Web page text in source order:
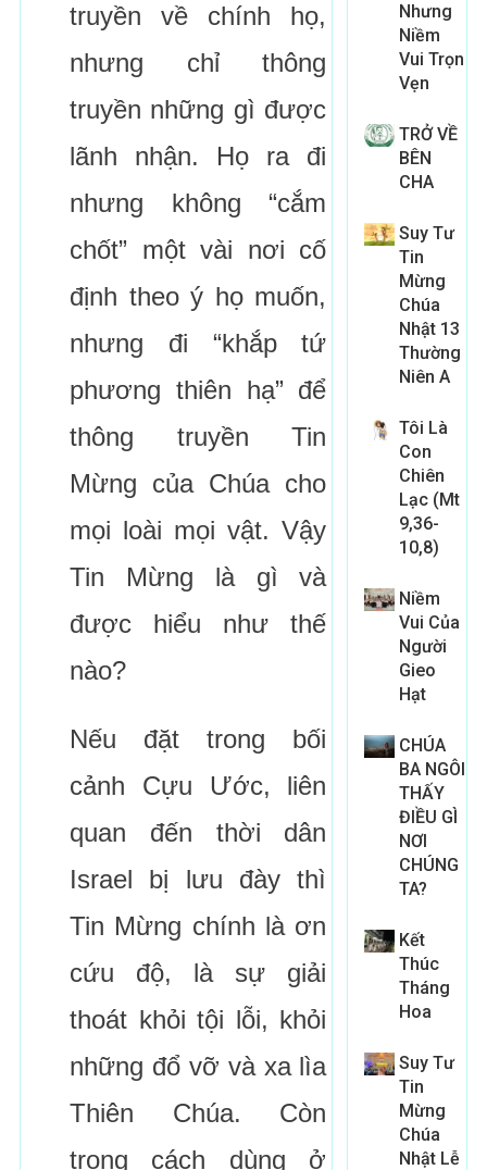
truyền về chính họ,
nhưng chỉ thông
truyền những gì được
lãnh nhận. Họ ra đi
nhưng không “cắm
chốt” một vài nơi cố
định theo ý họ muốn,
nhưng đi “khắp tứ
phương thiên hạ” để
thông truyền Tin
Mừng của Chúa cho
mọi loài mọi vật. Vậy
Tin Mừng là gì và
được hiểu như thế
nào?
Nếu đặt trong bối
cảnh Cựu Ước, liên
quan đến thời dân
Israel bị lưu đày thì
Tin Mừng chính là ơn
cứu độ, là sự giải
thoát khỏi tội lỗi, khỏi
những đổ vỡ và xa lìa
Thiên Chúa. Còn
trong cách dùng ở
Nhưng
Niềm
Vui Trọn
Vẹn
TRỞ VỀ
BÊN
CHA
Suy Tư
Tin
Mừng
Chúa
Nhật 13
Thường
Niên A
Tôi Là
Con
Chiên
Lạc (Mt
9,36-
10,8)
Niềm
Vui Của
Người
Gieo
Hạt
CHÚA
BA NGÔI
THẤY
ĐIỀU GÌ
NƠI
CHÚNG
TA?
Kết
Thúc
Tháng
Hoa
Suy Tư
Tin
Mừng
Chúa
Nhật Lễ